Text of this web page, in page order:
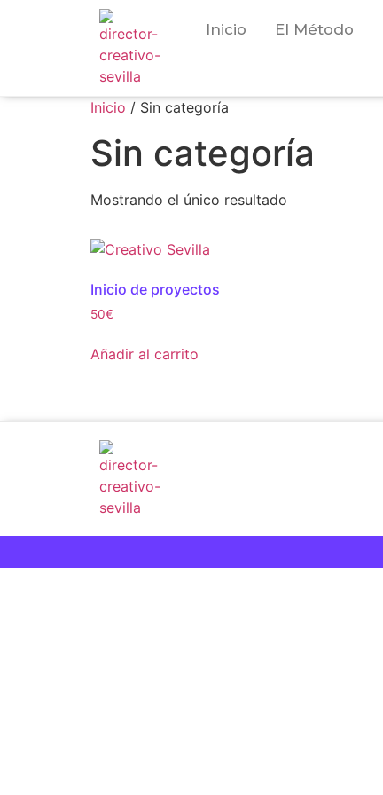
Inicio El Método
Inicio / Sin categoría
Sin categoría
Mostrando el único resultado
Inicio de proyectos
50€
Añadir al carrito